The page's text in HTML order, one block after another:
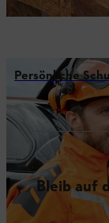
Persönliche
Bleib auf